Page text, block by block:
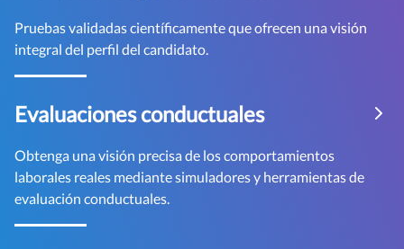
Pruebas validadas científicamente que ofrecen una visión
integral del perfil del candidato.
Evaluaciones conductuales
Obtenga una visión precisa de los comportamientos
laborales reales mediante simuladores y herramientas de
evaluación conductuales.